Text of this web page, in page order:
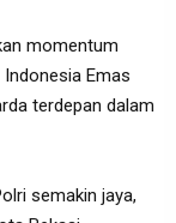
momentum
Emas
terdepan dalam
semakin jaya,